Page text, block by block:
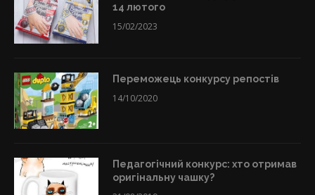
14 лютого
15/02/2023
Переможець конкурсу репостів
14/10/2020
Педагогічний конкурс: хто отримав
оригінальну чашку?